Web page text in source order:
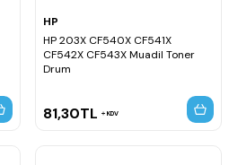
HP
HP 203X CF540X CF541X
CF542X CF543X Muadil Toner
Drum
81,30TL KDV